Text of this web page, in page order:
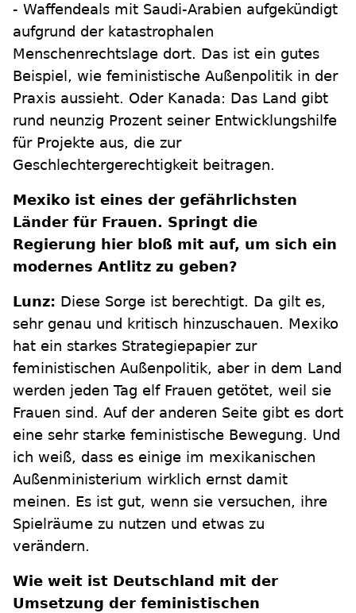
- Waffendeals mit Saudi-Arabien aufgekündigt
aufgrund der katastrophalen
Menschenrechtslage dort. Das ist ein gutes
Beispiel, wie feministische Außenpolitik in der
Praxis aussieht. Oder Kanada: Das Land gibt
rund neunzig Prozent seiner Entwicklungshilfe
für Projekte aus, die zur
Geschlechtergerechtigkeit beitragen.
Mexiko ist eines der gefährlichsten
Länder für Frauen. Springt die
Regierung hier bloß mit auf, um sich ein
modernes Antlitz zu geben?
Lunz: Diese Sorge ist berechtigt. Da gilt es,
sehr genau und kritisch hinzuschauen. Mexiko
hat ein starkes Strategiepapier zur
feministischen Außenpolitik, aber in dem Land
werden jeden Tag elf Frauen getötet, weil sie
Frauen sind. Auf der anderen Seite gibt es dort
eine sehr starke feministische Bewegung. Und
ich weiß, dass es einige im mexikanischen
Außenministerium wirklich ernst damit
meinen. Es ist gut, wenn sie versuchen, ihre
Spielräume zu nutzen und etwas zu
verändern.
Wie weit ist Deutschland mit der
Umsetzung der feministischen